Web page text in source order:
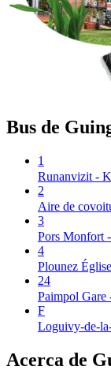
Bus de
1
Runanvizit -
2
Aire de
3
Pors Monfort
4
Plounez
24
Paimpol Gare
F
Loguivy-de-
Acerca de